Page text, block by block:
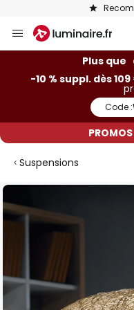
Allez
au
Plus que
-10 % suppl. dès
Code :
Suspensions
Skip
to
the
images